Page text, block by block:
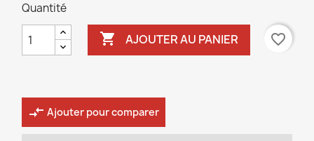
Quantité
 AJOUTER AU PANIER favorite_border
compare_arrows Ajouter pour comparer